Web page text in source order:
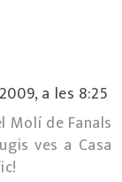
a les 8:25
Molí de Fanals
ves a Casa